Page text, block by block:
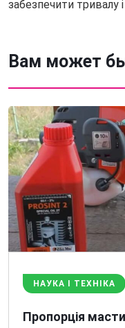
забезпечити тривалу
Вам может
НАУКА І ТЕХНІКА
Пропорція